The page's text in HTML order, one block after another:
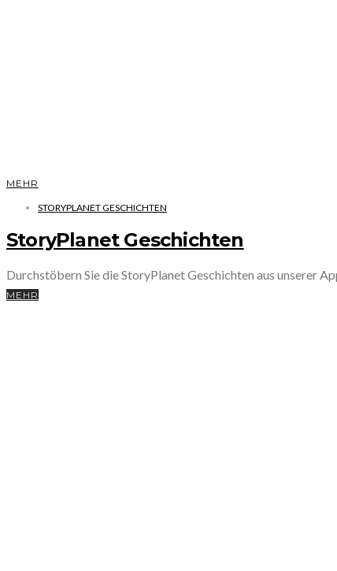
MEHR
STORYPLANET GESCHICHTEN
StoryPlanet Geschichten
Durchstöbern Sie die StoryPlanet Geschichten aus unserer
MEHR